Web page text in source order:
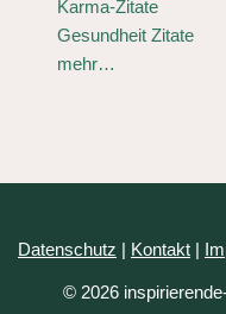
Karma-Zitate
Gesundheit Zitate
mehr…
Datenschutz | Kontakt |
© 2026